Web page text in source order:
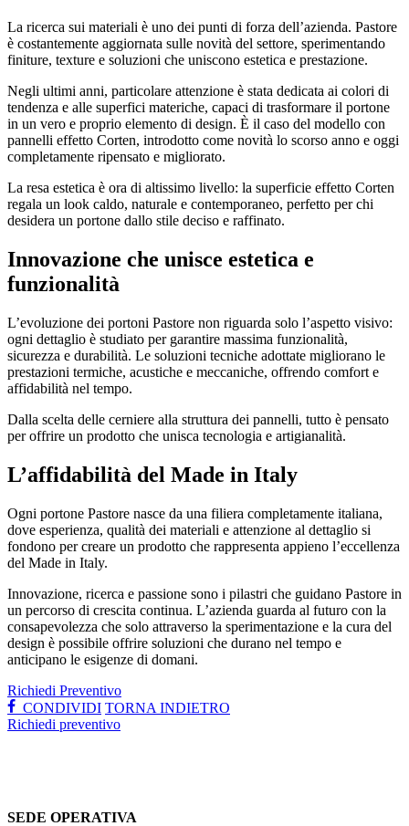
La ricerca sui materiali è uno dei punti di forza dell’azienda. Pastore
è costantemente aggiornata sulle novità del settore, sperimentando
finiture, texture e soluzioni che uniscono estetica e prestazione.
Negli ultimi anni, particolare attenzione è stata dedicata ai colori di
tendenza e alle superfici materiche, capaci di trasformare il portone
in un vero e proprio elemento di design. È il caso del modello con
pannelli effetto Corten, introdotto come novità lo scorso anno e oggi
completamente ripensato e migliorato.
La resa estetica è ora di altissimo livello: la superficie effetto Corten
regala un look caldo, naturale e contemporaneo, perfetto per chi
desidera un portone dallo stile deciso e raffinato.
Innovazione che unisce estetica e
funzionalità
L’evoluzione dei portoni Pastore non riguarda solo l’aspetto visivo:
ogni dettaglio è studiato per garantire massima funzionalità,
sicurezza e durabilità. Le soluzioni tecniche adottate migliorano le
prestazioni termiche, acustiche e meccaniche, offrendo comfort e
affidabilità nel tempo.
Dalla scelta delle cerniere alla struttura dei pannelli, tutto è pensato
per offrire un prodotto che unisca tecnologia e artigianalità.
L’affidabilità del Made in Italy
Ogni portone Pastore nasce da una filiera completamente italiana,
dove esperienza, qualità dei materiali e attenzione al dettaglio si
fondono per creare un prodotto che rappresenta appieno l’eccellenza
del Made in Italy.
Innovazione, ricerca e passione sono i pilastri che guidano Pastore in
un percorso di crescita continua. L’azienda guarda al futuro con la
consapevolezza che solo attraverso la sperimentazione e la cura del
design è possibile offrire soluzioni che durano nel tempo e
anticipano le esigenze di domani.
Richiedi Preventivo
CONDIVIDI TORNA INDIETRO
Richiedi preventivo
SEDE OPERATIVA